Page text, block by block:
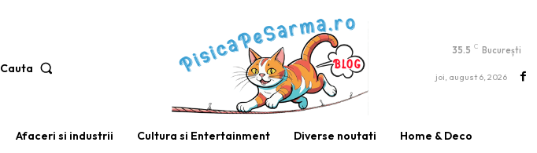
Cauta
35.5 C București
joi, august 6, 2026
Afaceri si industrii Cultura si Entertainment Diverse noutati Home & Deco